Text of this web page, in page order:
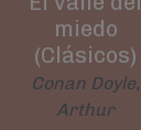
miedo
(Clásicos)
Conan Doyle,
Arthur